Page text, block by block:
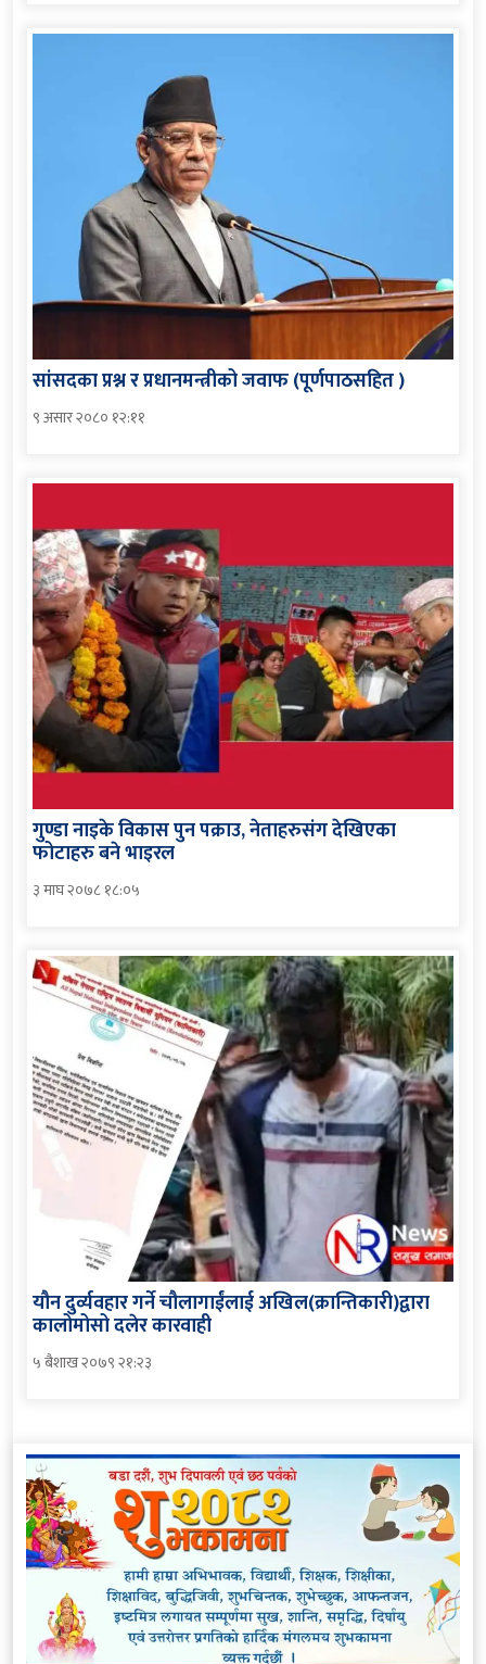
सांसदका प्रश्न र प्रधानमन्त्रीको जवाफ (पूर्णपाठसहित )
९ असार २०८० १२:११
गुण्डा नाइके विकास पुन पक्राउ, नेताहरुसंग देखिएका
फोटाहरु बने भाइरल
३ माघ २०७८ १८:०५
यौन दुर्व्यवहार गर्ने चौलागाईंलाई अखिल(क्रान्तिकारी)द्वारा
कालोमोसो दलेर कारवाही
५ बैशाख २०७९ २१:२३